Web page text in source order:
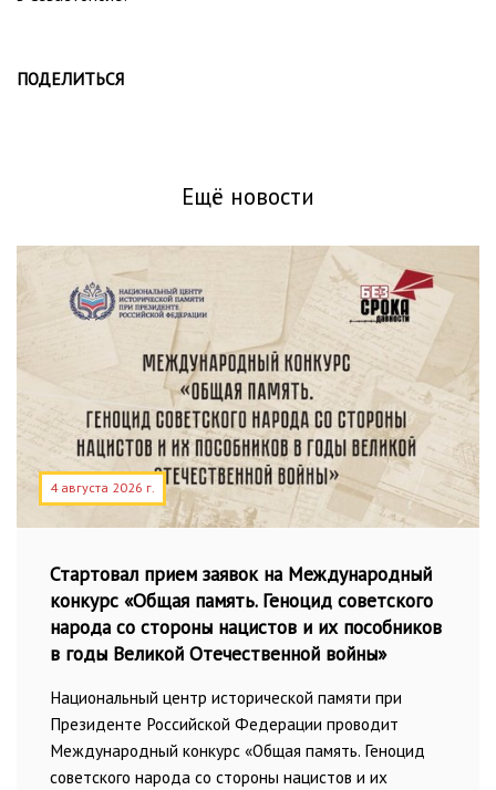
ПОДЕЛИТЬСЯ
Ещё новости
4 августа 2026 г.
Стартовал прием заявок на Международный
конкурс «Общая память. Геноцид советского
народа со стороны нацистов и их пособников
в годы Великой Отечественной войны»
Национальный центр исторической памяти при
Президенте Российской Федерации проводит
Международный конкурс «Общая память. Геноцид
советского народа со стороны нацистов и их